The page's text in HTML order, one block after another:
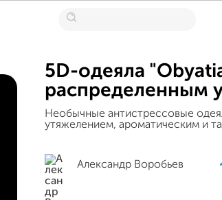
5D-одеяла
распределенным
Необычные антистрессовые
утяжелением, ароматическим и
Александр Воробьев